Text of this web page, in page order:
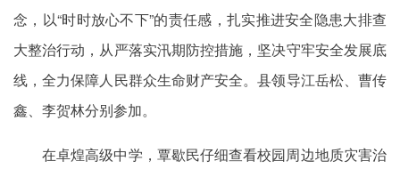
念，以“时时放心不下”的责任感，扎实推进安全隐患大排查
大整治行动，从严落实汛期防控措施，坚决守牢安全发展底
线，全力保障人民群众生命财产安全。县领导江岳松、曹传
鑫、李贺林分别参加。
在卓煌高级中学，覃歇民仔细查看校园周边地质灾害治